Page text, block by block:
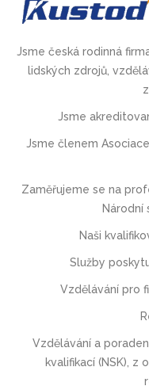
Jsme česká rodinná
lidských zdrojů,
Jsme
Jsme členem
Zaměřujeme se na
Národní
Naši
Služby
Vzdělávání pro
Vzdělávání a
kvalifikací (NSK), z